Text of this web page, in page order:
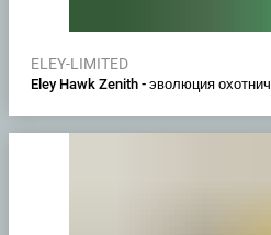
ELEY-LIMITED
Eley Hawk Zenith - эволюция